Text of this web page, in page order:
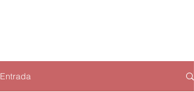
Entrada